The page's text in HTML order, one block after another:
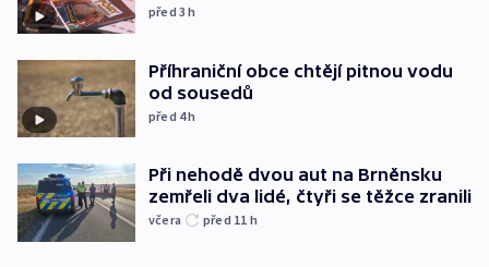
před 3h
Příhraniční obce chtějí pitnou vodu
od sousedů
před 4h
Při nehodě dvou aut na Brněnsku
zemřeli dva lidé, čtyři se těžce zranili
včera před 11 h